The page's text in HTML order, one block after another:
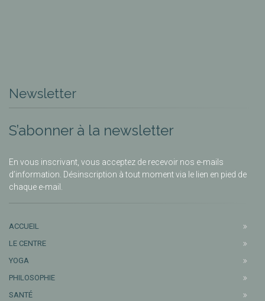
Newsletter
S’abonner à la newsletter
En vous inscrivant, vous acceptez de recevoir nos e-mails
d’information. Désinscription à tout moment via le lien en pied de
chaque e-mail.
ACCUEIL
LE CENTRE
YOGA
PHILOSOPHIE
SANTÉ